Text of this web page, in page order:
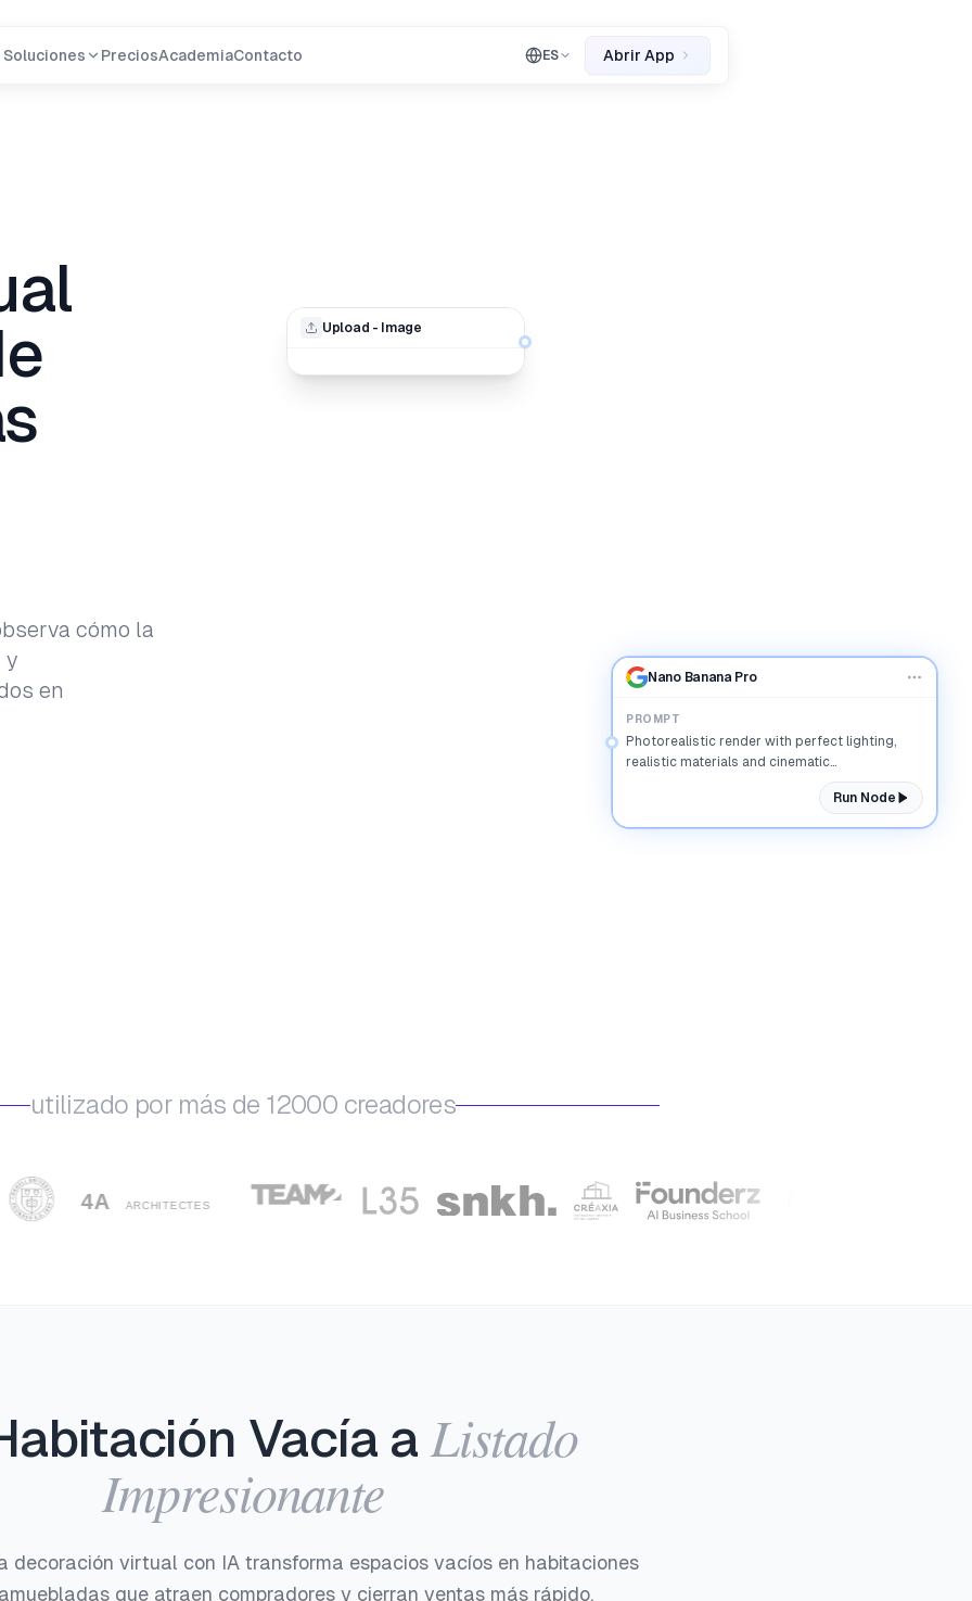
Soluciones PreciosAcademiaContacto ES Abrir App
cómo la
y
en
Upload - Image
Nano Banana Pro
PROMPT
Photorealistic render with perfect lighting,
realistic materials and cinematic
Run Node
utilizado por más de 12000 creadores
Vacía a Listado
Impresionante
decoración virtual con IA transforma espacios vacíos en habitaciones
que atraen compradores y cierran ventas más rápido.